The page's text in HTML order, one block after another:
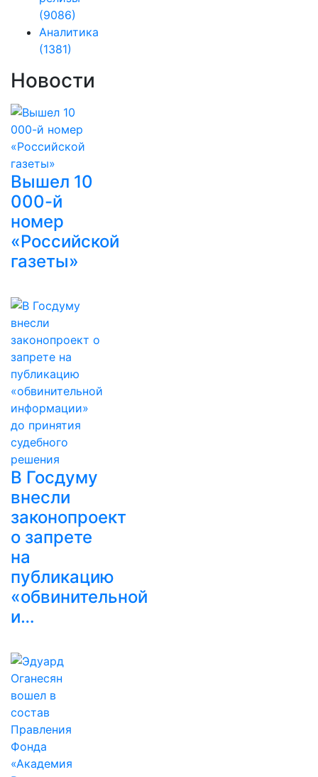
(9086)
Аналитика
(1381)
Новости
Вышел 10
000-й
номер
«Российской
газеты»
В Госдуму
внесли
законопроект
о запрете
на
публикацию
«обвинительной
и…